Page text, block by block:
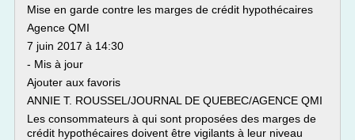
Mise en garde contre les marges de crédit hypothécaires
Agence QMI
7 juin 2017 à 14:30
- Mis à jour
Ajouter aux favoris
ANNIE T. ROUSSEL/JOURNAL DE QUEBEC/AGENCE QMI
Les consommateurs à qui sont proposées des marges de
crédit hypothécaires doivent être vigilants à leur niveau